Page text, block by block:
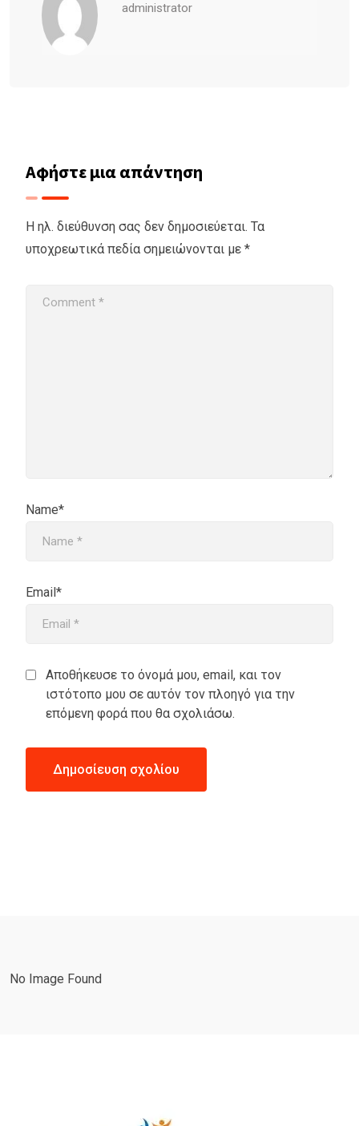
administrator
Αφήστε μια απάντηση
Η ηλ. διεύθυνση σας δεν δημοσιεύεται. Τα
υποχρεωτικά πεδία σημειώνονται με *
Name*
Email*
Αποθήκευσε το όνομά μου, email, και τον
ιστότοπο μου σε αυτόν τον πλοηγό για την
επόμενη φορά που θα σχολιάσω.
No Image Found